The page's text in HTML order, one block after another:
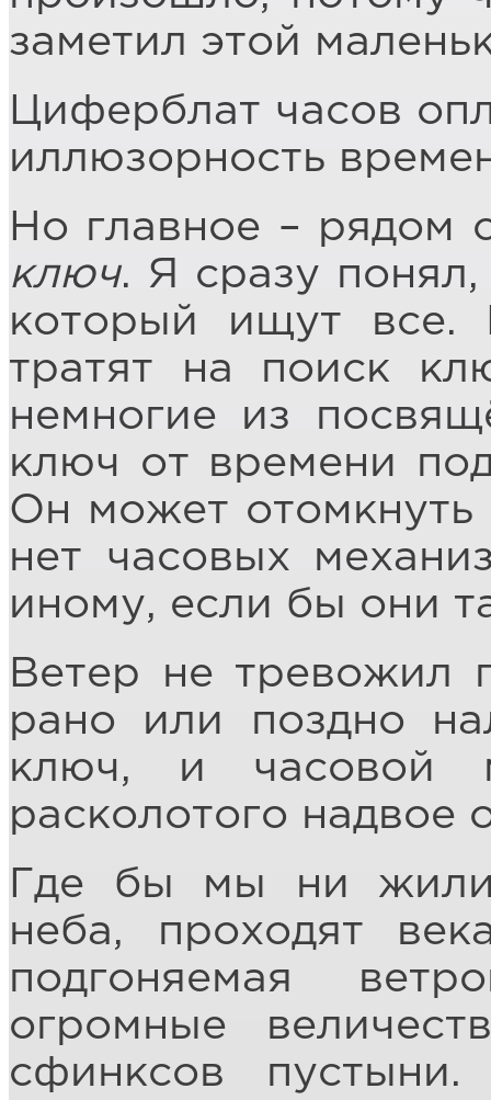
заметил этой
Циферблат часов
иллюзорность
Но главное – рядом
ключ. Я сразу
который ищут все.
тратят на поиск
немногие из
ключ от времени
Он может отомкнуть
нет часовых
иному, если бы они
Ветер не тревожил
рано или поздно
ключ, и часовой
расколотого надвое
Где бы мы ни
неба, проходят
подгоняемая
огромные
сфинксов